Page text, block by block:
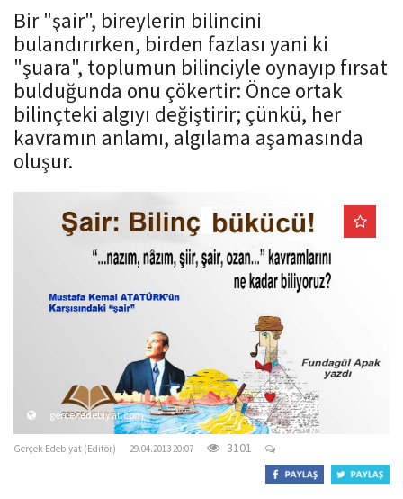
o
n
Bir "şair", bireylerin bilincini
bulandırırken, birden fazlası yani ki
"şuara", toplumun bilinciyle oynayıp fırsat
bulduğunda onu çökertir: Önce ortak
bilinçteki algıyı değiştirir; çünkü, her
kavramın anlamı, algılama aşamasında
oluşur.
gercekedebiyat.com
Gerçek Edebiyat (Editör) 29.04.2013 20:07 3101